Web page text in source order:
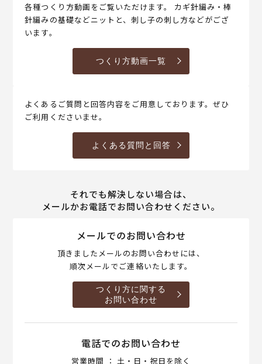
各種つくり方動画をご覧いただけます。 カギ針編み・棒
針編みの基礎などニットと、刺し子の刺し方などがござ
います。
つくり方動画一覧
よくあるご質問と回答内容をご用意しております。ぜひ
ご利用くださいませ。
よくある質問と回答
それでも解決しない場合は、
メールかお電話でお問い合わせください。
メールでのお問い合わせ
頂きましたメールのお問い合わせには、
順次メールでご連絡いたします。
つくり方に関する
お問い合わせ
電話でのお問い合わせ
営業時間 ： 土・日・祝日を除く